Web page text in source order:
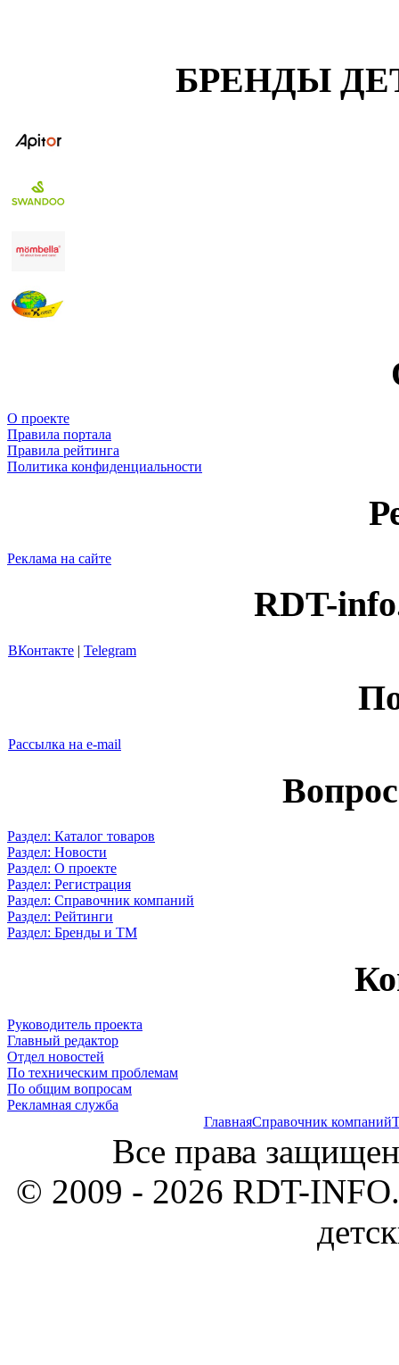
БРЕНДЫ
О проекте
Правила портала
Правила рейтинга
Политика конфиденциальности
Реклама на сайте
RDT-
ВКонтакте | Telegram
Рассылка на e-mail
Раздел: Каталог товаров
Раздел: Новости
Раздел: О проекте
Раздел: Регистрация
Раздел: Справочник компаний
Раздел: Рейтинги
Раздел: Бренды и ТМ
Руководитель проекта
Главный редактор
Отдел новостей
По техническим проблемам
По общим вопросам
Рекламная служба
ГлавнаяСправочник компаний
Все права
© 2009 - 2026 RDT-